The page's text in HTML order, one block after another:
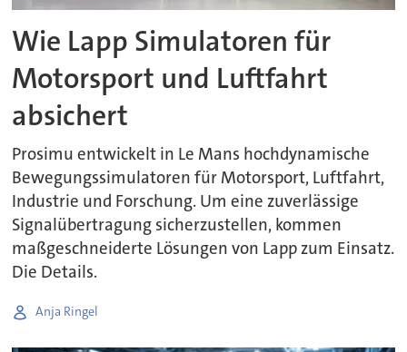
Wie Lapp Simulatoren für
Motorsport und Luftfahrt
absichert
Prosimu entwickelt in Le Mans hochdynamische
Bewegungssimulatoren für Motorsport, Luftfahrt,
Industrie und Forschung. Um eine zuverlässige
Signalübertragung sicherzustellen, kommen
maßgeschneiderte Lösungen von Lapp zum Einsatz.
Die Details.
Anja Ringel